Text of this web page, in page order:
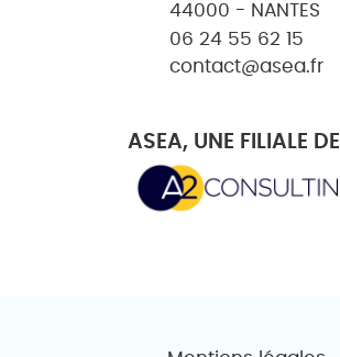
44000 - NANTES
06 24 55 62 15
contact@asea.fr
ASEA, UNE FILIALE DE